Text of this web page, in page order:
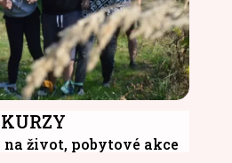
KURZY
život, pobytové akce